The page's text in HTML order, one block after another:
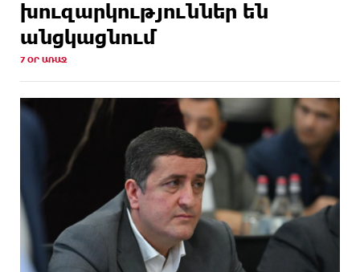
խուզարկություններ են
անցկացնում
7 ՕՐ ԱՌԱՋ